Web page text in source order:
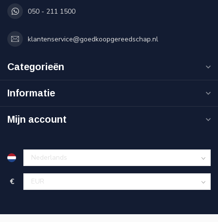
050 - 211 1500
klantenservice@goedkoopgereedschap.nl
Categorieën
Informatie
Mijn account
€